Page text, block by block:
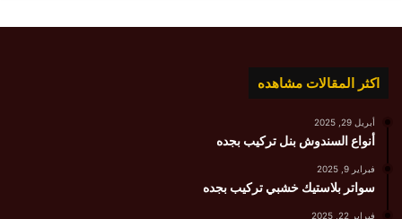
اكثر المقالات مشاهده
أبريل 29, 2025
أنواع السندوش بنل تركيب بجده
فبراير 9, 2025
سواتر بلاستيك خشبي تركيب بجده
فبراير 22, 2025